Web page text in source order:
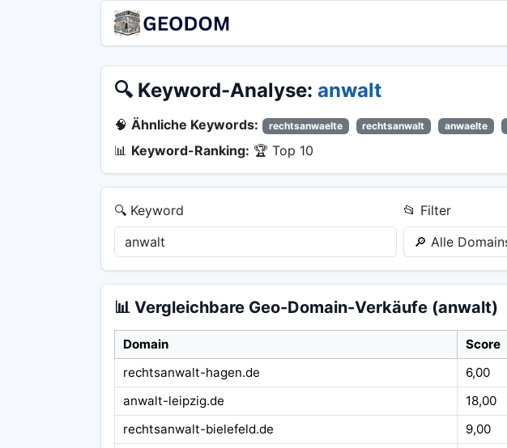
🔍 Keyword-Analyse: anwalt
🧠 Ähnliche Keywords: rechtsanwaelte rechtsanwalt anwaelte
📊 Keyword-Ranking: 🏆 Top 10
🔍 Keyword
📂 Filter
📊 Vergleichbare Geo-Domain-Verkäufe (anwalt)
Domain Score
rechtsanwalt-hagen.de
6,00
anwalt-leipzig.de
18,00
rechtsanwalt-bielefeld.de
9,00